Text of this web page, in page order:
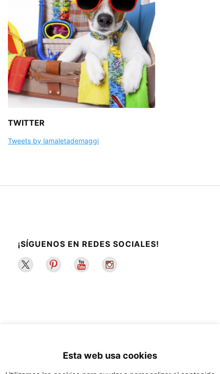
TWITTER
Tweets by lamaletademaggi
¡SÍGUENOS EN REDES SOCIALES!
2022 ©La Maleta de Maggie | Recetas de
Esta web usa cookies